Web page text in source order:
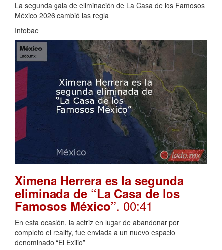
La segunda gala de eliminación de La Casa de los Famosos
México 2026 cambió las regla
Infobae
Ximena Herrera es la segunda
eliminada de “La Casa de los
Famosos México”. 00:41
En esta ocasión, la actriz en lugar de abandonar por
completo el reality, fue enviada a un nuevo espacio
denominado “El Exilio”